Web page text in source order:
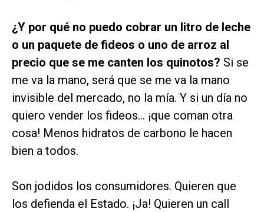
¿Y por qué no puedo cobrar un litro de leche
o un paquete de fideos o uno de arroz al
precio que se me canten los quinotos? Si se
me va la mano, será que se me va la mano
invisible del mercado, no la mía. Y si un día no
quiero vender los fideos... ¡que coman otra
cosa! Menos hidratos de carbono le hacen
bien a todos.
Son jodidos los consumidores. Quieren que
los defienda el Estado. ¡Ja! Quieren un call